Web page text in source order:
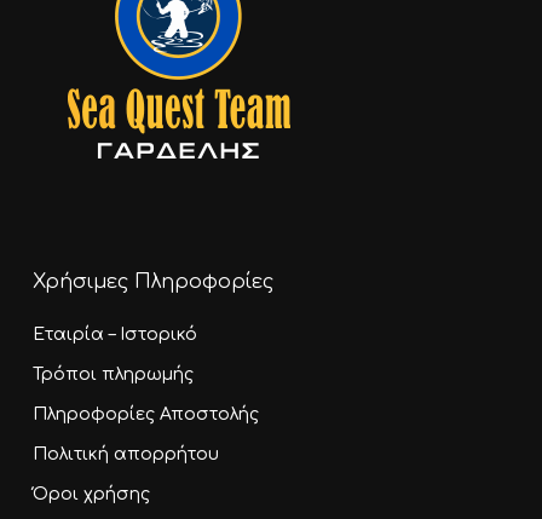
Χρήσιμες Πληροφορίες
Εταιρία – Ιστορικό
Τρόποι πληρωμής
Πληροφορίες Αποστολής
Πολιτική απορρήτου
Όροι χρήσης